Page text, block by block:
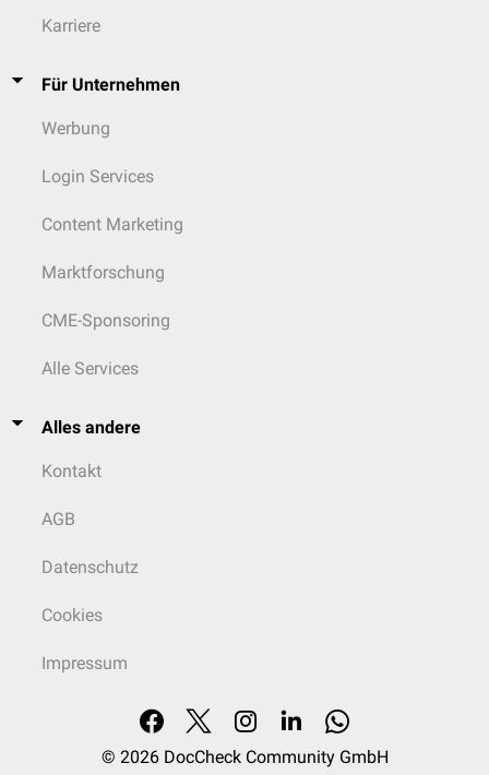
Karriere
Für Unternehmen
Werbung
Login Services
Content Marketing
Marktforschung
CME-Sponsoring
Alle Services
Alles andere
Kontakt
AGB
Datenschutz
Cookies
Impressum
© 2026 DocCheck Community GmbH